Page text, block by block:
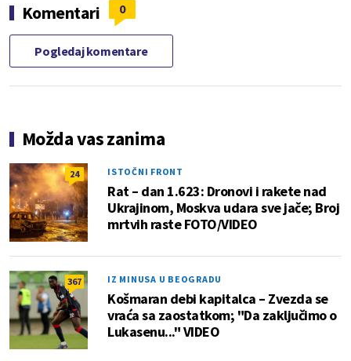
Komentari 0
Pogledaj komentare
Možda vas zanima
24 ISTOČNI FRONT
Rat – dan 1.623: Dronovi i rakete nad
Ukrajinom, Moskva udara sve jače; Broj
mrtvih raste FOTO/VIDEO
367 IZ MINUSA U BEOGRADU
Košmaran debi kapitalca – Zvezda se
vraća sa zaostatkom; "Da zaključimo o
Lukasenu..." VIDEO